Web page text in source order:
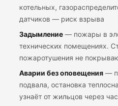
котельных,
датчиков — риск взрыва
Задымление— пожары в
технических помещениях.
пожаротушения не
Аварии без оповещения—
подвала, остановка
узнаёт от жильцов через